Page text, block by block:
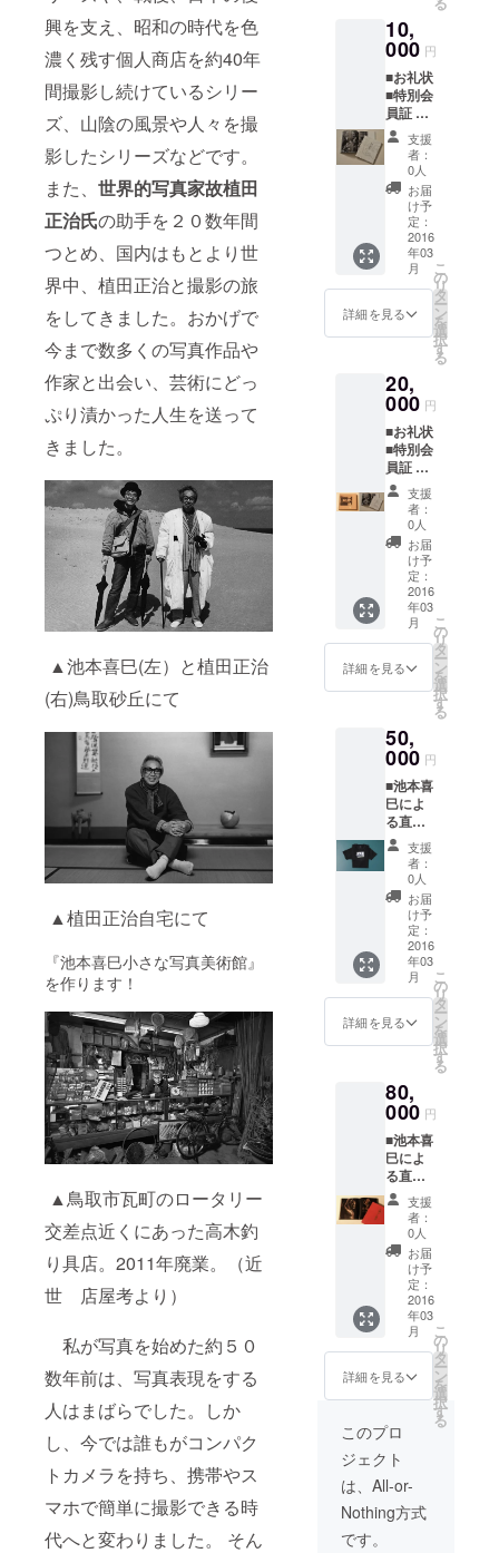
興を支え、昭和の時代を色
濃く残す個人商店を約40年
間撮影し続けているシリー
ズ、山陰の風景や人々を撮
影したシリーズなどです。
また、 世界的写真家故植田
正治氏の助手を２０数年間
つとめ、国内はもとより世
界中、植田正治と撮影の旅
をしてきました。おかげで
今まで数多くの写真作品や
作家と出会い、芸術にどっ
ぷり漬かった人生を送って
きました。
▲池本喜巳(左）と植田正治
(右)鳥取砂丘にて
▲植田正治自宅にて
『池本喜巳小さな写真美術館』
を作ります！
▲鳥取市瓦町のロータリー
交差点近くにあった高木釣
り具店。2011年廃業。（近
世 店屋考より）
私が写真を始めた約５０
数年前は、写真表現をする
人はまばらでした。しか
し、今では誰もがコンパク
トカメラを持ち、携帯やス
マホで簡単に撮影できる時
代へと変わりました。 そん
（FAAV
O支援者
様限
定、池
本喜巳
直筆サ
イン入
り）
10,
000 円
■お礼状
■特別会
員証 1
枚
（FAAV
O支援者
様限
定・永
久入場
無料）
■写真集
『近世
店屋
考』１
冊 定価
2,800円
O支援者
様限
定、池
本喜巳
直筆サ
イン入
り）
支援
者：
0人
お届
け予
定：
2016
年03
月
詳細を見る
こ
の
リ
タ
ー
ン
を
選
択
す
る
20,
000 円
■お礼状
■特別会
員証 2
枚
（FAAV
O支援者
様限
定・永
久入場
無料）
■写真集
『そで
ふれあ
うも
２』１
冊 定価
（FAAV
O支援者
様限
定、池
本喜巳
直筆サ
イン入
り） ■
写真集
『近世
店屋
考』１
冊 定価
2,800円
（FAAV
O支援者
様限
イン入
り）
支援
者：
0人
お届
け予
定：
2016
年03
月
詳細を見る
こ
の
リ
タ
ー
ン
を
選
択
す
る
50,
000 円
■池本喜
巳によ
る直筆
のお礼
状 ■特
別会員
証 5枚
（FAAV
O支援者
様限
定・永
久入場
無料）
■写真集
『そで
ふれあ
２』１
冊 定価
2,200円
（FAAV
O支援者
様限
定、池
本喜巳
直筆サ
イン入
り） ■
写真集
『近世
店屋
考』１
冊 定価
2,800円
O支援者
様限
定、池
本喜巳
直筆サ
イン入
り）
支援
者：
0人
お届
け予
定：
2016
年03
月
詳細を見る
こ
の
リ
タ
ー
ン
を
選
択
す
る
80,
000 円
■池本喜
巳によ
る直筆
のお礼
状 ■特
別会員
証 8枚
（FAAV
O支援者
様限
定・永
久入場
無料）
■オリジ
ナルプ
リント
Ｔシャ
ツ
（FAAV
O支援者
様限
定、見
支援
者：
0人
お届
け予
定：
2016
年03
月
詳細を見る
こ
の
リ
タ
ー
ン
を
選
択
す
る
このプロ
ジェクト
は、All-or-
Nothing方式
です。